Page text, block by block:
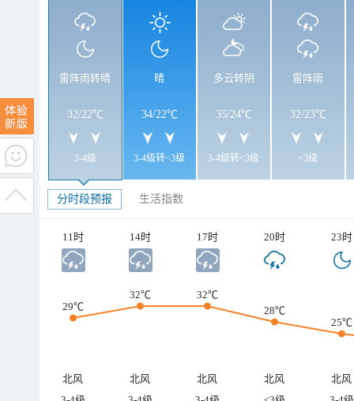
雷阵雨转晴
32/22℃
3-4级
晴
34/22℃
3-4级转<3级
多云转阴
35/24℃
3-4级转<3级
雷阵雨
32/23℃
<3级
分时段预报 生活指数
11时 14时 17时 20时 23时
29℃
32℃
32℃
28℃
25℃
北风 北风 北风 北风
北风